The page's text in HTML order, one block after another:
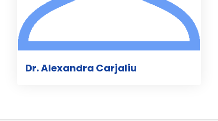
Dr. Alexandra Carjaliu